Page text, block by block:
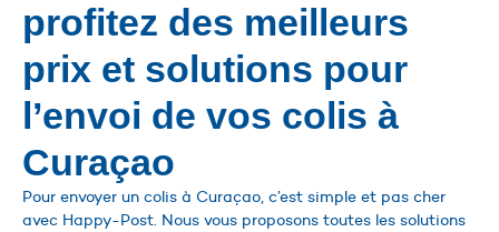
profitez des meilleurs
prix et solutions pour
l’envoi de vos colis à
Curaçao
Pour envoyer un colis à Curaçao, c’est simple et pas cher
avec Happy-Post. Nous vous proposons toutes les solutions